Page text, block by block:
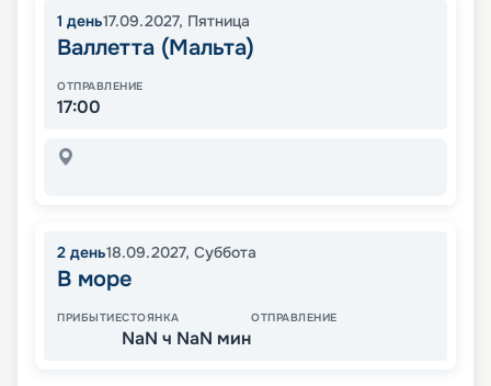
1 день17.09.2027, Пятница
Валлетта (Мальта)
ОТПРАВЛЕНИЕ
17:00
2 день18.09.2027, Суббота
В море
ПРИБЫТИЕСТОЯНКА
NaN ч NaN мин
ОТПРАВЛЕНИЕ